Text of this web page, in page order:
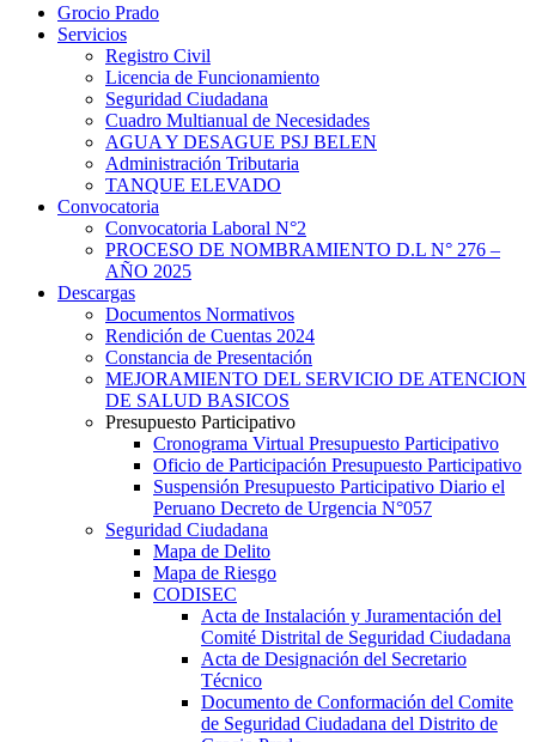
Grocio Prado
Servicios
Registro Civil
Licencia de Funcionamiento
Seguridad Ciudadana
Cuadro Multianual de Necesidades
AGUA Y DESAGUE PSJ BELEN
Administración Tributaria
TANQUE ELEVADO
Convocatoria
Convocatoria Laboral N°2
PROCESO DE NOMBRAMIENTO D.L N° 276 –
AÑO 2025
Descargas
Documentos Normativos
Rendición de Cuentas 2024
Constancia de Presentación
MEJORAMIENTO DEL SERVICIO DE ATENCION
DE SALUD BASICOS
Presupuesto Participativo
Cronograma Virtual Presupuesto Participativo
Oficio de Participación Presupuesto Participativo
Suspensión Presupuesto Participativo Diario el
Peruano Decreto de Urgencia N°057
Seguridad Ciudadana
Mapa de Delito
Mapa de Riesgo
CODISEC
Acta de Instalación y Juramentación del
Comité Distrital de Seguridad Ciudadana
Acta de Designación del Secretario
Técnico
Documento de Conformación del Comite
de Seguridad Ciudadana del Distrito de